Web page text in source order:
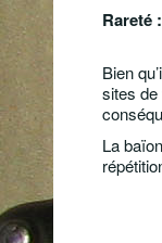
Rareté :
Bien
sites de
La